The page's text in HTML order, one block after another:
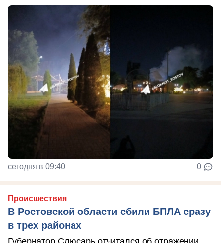
сегодня в 09:40 0
Происшествия
В Ростовской области сбили БПЛА сразу
в трех районах
Губернатор Слюсарь отчитался об отражении